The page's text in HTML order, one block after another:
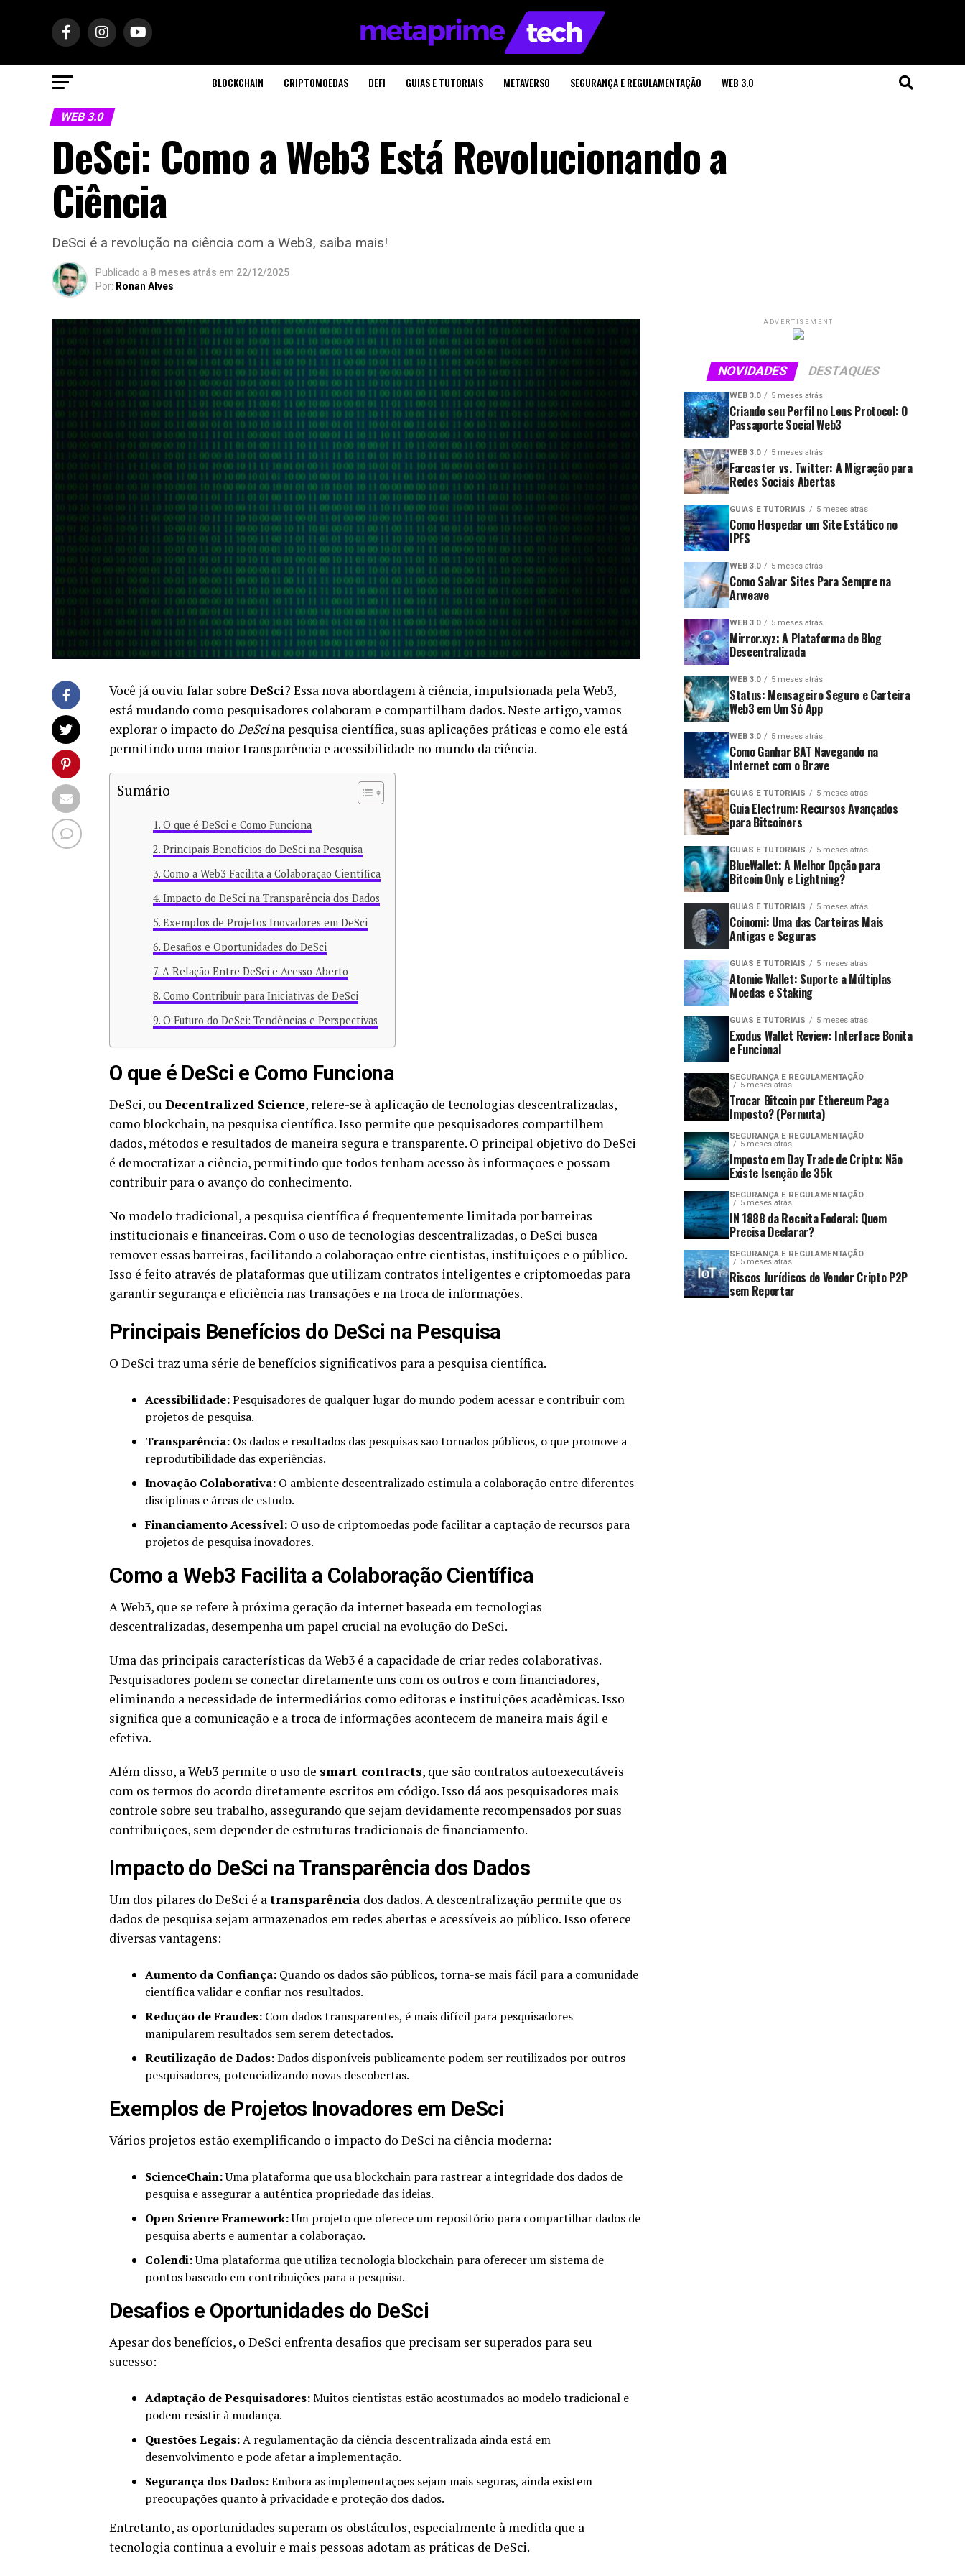
BLOCKCHAIN CRIPTOMOEDAS DEFI GUIAS E TUTORIAIS METAVERSO SEGURANÇA E REGULAMENTAÇÃO WEB 3.0
WEB 3.0
DeSci: Como a Web3 Está Revolucionando a
Ciência
DeSci é a revolução na ciência com a Web3, saiba mais!
Publicado a 8 meses atrás em 22/12/2025
Por: Ronan Alves
Você já ouviu falar sobre DeSci? Essa nova abordagem à ciência, impulsionada pela Web3,
está mudando como pesquisadores colaboram e compartilham dados. Neste artigo, vamos
explorar o impacto do DeScina pesquisa científica, suas aplicações práticas e como ele está
permitindo uma maior transparência e acessibilidade no mundo da ciência.
Sumário
O que é DeSci e Como Funciona
Principais Benefícios do DeSci na Pesquisa
Como a Web3 Facilita a Colaboração Científica
Impacto do DeSci na Transparência dos Dados
Exemplos de Projetos Inovadores em DeSci
Desafios e Oportunidades do DeSci
A Relação Entre DeSci e Acesso Aberto
Como Contribuir para Iniciativas de DeSci
O Futuro do DeSci: Tendências e Perspectivas
O que é DeSci e Como Funciona
DeSci, ou Decentralized Science, refere-se à aplicação de tecnologias descentralizadas,
como blockchain, na pesquisa científica. Isso permite que pesquisadores compartilhem
dados, métodos e resultados de maneira segura e transparente. O principal objetivo do DeSci
é democratizar a ciência, permitindo que todos tenham acesso às informações e possam
contribuir para o avanço do conhecimento.
No modelo tradicional, a pesquisa científica é frequentemente limitada por barreiras
institucionais e financeiras. Com o uso de tecnologias descentralizadas, o DeSci busca
remover essas barreiras, facilitando a colaboração entre cientistas, instituições e o público.
Isso é feito através de plataformas que utilizam contratos inteligentes e criptomoedas para
garantir segurança e eficiência nas transações e na troca de informações.
Principais Benefícios do DeSci na Pesquisa
O DeSci traz uma série de benefícios significativos para a pesquisa científica.
Acessibilidade:Pesquisadores de qualquer lugar do mundo podem acessar e contribuir com
projetos de pesquisa.
Transparência: Os dados e resultados das pesquisas são tornados públicos, o que promove a
reprodutibilidade das experiências.
Inovação Colaborativa: O ambiente descentralizado estimula a colaboração entre diferentes
disciplinas e áreas de estudo.
Financiamento Acessível: O uso de criptomoedas pode facilitar a captação de recursos para
projetos de pesquisa inovadores.
Como a Web3 Facilita a Colaboração Científica
A Web3, que se refere à próxima geração da internet baseada em tecnologias
descentralizadas, desempenha um papel crucial na evolução do DeSci.
Uma das principais características da Web3 é a capacidade de criar redes colaborativas.
Pesquisadores podem se conectar diretamente uns com os outros e com financiadores,
eliminando a necessidade de intermediários como editoras e instituições acadêmicas. Isso
significa que a comunicação e a troca de informações acontecem de maneira mais ágil e
efetiva.
Além disso, a Web3 permite o uso de smart contracts, que são contratos autoexecutáveis
com os termos do acordo diretamente escritos em código. Isso dá aos pesquisadores mais
controle sobre seu trabalho, assegurando que sejam devidamente recompensados por suas
contribuições, sem depender de estruturas tradicionais de financiamento.
Impacto do DeSci na Transparência dos Dados
Um dos pilares do DeSci é atransparência dos dados. A descentralização permite que os
dados de pesquisa sejam armazenados em redes abertas e acessíveis ao público. Isso oferece
diversas vantagens:
Aumento da Confiança: Quando os dados são públicos, torna-se mais fácil para a comunidade
científica validar e confiar nos resultados.
Redução de Fraudes: Com dados transparentes, é mais difícil para pesquisadores
manipularem resultados sem serem detectados.
Reutilização de Dados:Dados disponíveis publicamente podem ser reutilizados por outros
pesquisadores, potencializando novas descobertas.
Exemplos de Projetos Inovadores em DeSci
Vários projetos estão exemplificando o impacto do DeSci na ciência moderna:
ScienceChain:Uma plataforma que usa blockchain para rastrear a integridade dos dados de
pesquisa e assegurar a autêntica propriedade das ideias.
Open Science Framework:Um projeto que oferece um repositório para compartilhar dados de
pesquisa aberts e aumentar a colaboração.
Colendi:Uma plataforma que utiliza tecnologia blockchain para oferecer um sistema de
pontos baseado em contribuições para a pesquisa.
Desafios e Oportunidades do DeSci
Apesar dos benefícios, o DeSci enfrenta desafios que precisam ser superados para seu
sucesso:
Adaptação de Pesquisadores:Muitos cientistas estão acostumados ao modelo tradicional e
podem resistir à mudança.
Questões Legais:A regulamentação da ciência descentralizada ainda está em
desenvolvimento e pode afetar a implementação.
Segurança dos Dados:Embora as implementações sejam mais seguras, ainda existem
preocupações quanto à privacidade e proteção dos dados.
Entretanto, as oportunidades superam os obstáculos, especialmente à medida que a
tecnologia continua a evoluir e mais pessoas adotam as práticas de DeSci.
ADVERTISEMENT
NOVIDADES DESTAQUES
WEB 3.0 5 meses atrás
Criando seu Perfil no Lens Protocol: O
Passaporte Social Web3
WEB 3.0 5 meses atrás
Farcaster vs. Twitter: A Migração para
Redes Sociais Abertas
GUIAS E TUTORIAIS 5 meses atrás
Como Hospedar um Site Estático no
IPFS
WEB 3.0 5 meses atrás
Como Salvar Sites Para Sempre na
Arweave
WEB 3.0 5 meses atrás
Mirror.xyz: A Plataforma de Blog
Descentralizada
WEB 3.0 5 meses atrás
Status: Mensageiro Seguro e Carteira
Web3 em Um Só App
WEB 3.0 5 meses atrás
Como Ganhar BAT Navegando na
Internet com o Brave
GUIAS E TUTORIAIS 5 meses atrás
Guia Electrum: Recursos Avançados
para Bitcoiners
GUIAS E TUTORIAIS 5 meses atrás
BlueWallet: A Melhor Opção para
Bitcoin Only e Lightning?
GUIAS E TUTORIAIS 5 meses atrás
Coinomi: Uma das Carteiras Mais
Antigas e Seguras
GUIAS E TUTORIAIS 5 meses atrás
Atomic Wallet: Suporte a Múltiplas
Moedas e Staking
GUIAS E TUTORIAIS 5 meses atrás
Exodus Wallet Review: Interface Bonita
e Funcional
SEGURANÇA E REGULAMENTAÇÃO
5 meses atrás
Trocar Bitcoin por Ethereum Paga
Imposto? (Permuta)
SEGURANÇA E REGULAMENTAÇÃO
5 meses atrás
Imposto em Day Trade de Cripto: Não
Existe Isenção de 35k
SEGURANÇA E REGULAMENTAÇÃO
5 meses atrás
IN 1888 da Receita Federal: Quem
Precisa Declarar?
SEGURANÇA E REGULAMENTAÇÃO
5 meses atrás
Riscos Jurídicos de Vender Cripto P2P
sem Reportar